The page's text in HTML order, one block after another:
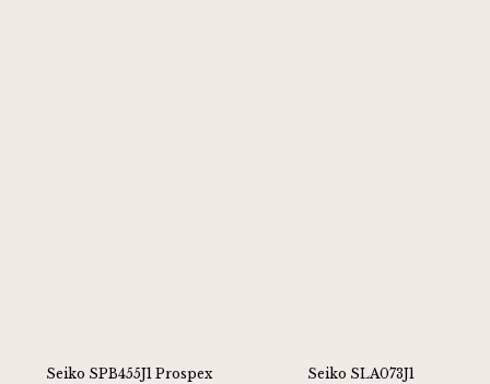
Seiko SPB455J1 Prospex
Seiko SLA073J1